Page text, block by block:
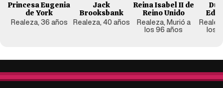
Princesa Eugenia
de York
Realeza, 36 años
Jack
Brooksbank
Realeza, 40 años
Reina Isabel II de
Reino Unido
Realeza, Murió a
los 96 años los